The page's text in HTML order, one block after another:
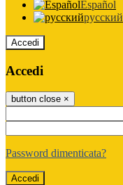
Español
русский
Accedi
Accedi
button close ×
Password dimenticata?